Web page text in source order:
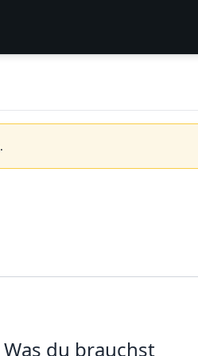
.
Was du brauchst